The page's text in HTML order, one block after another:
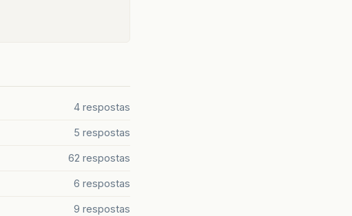
4 respostas
5 respostas
62 respostas
6 respostas
9 respostas